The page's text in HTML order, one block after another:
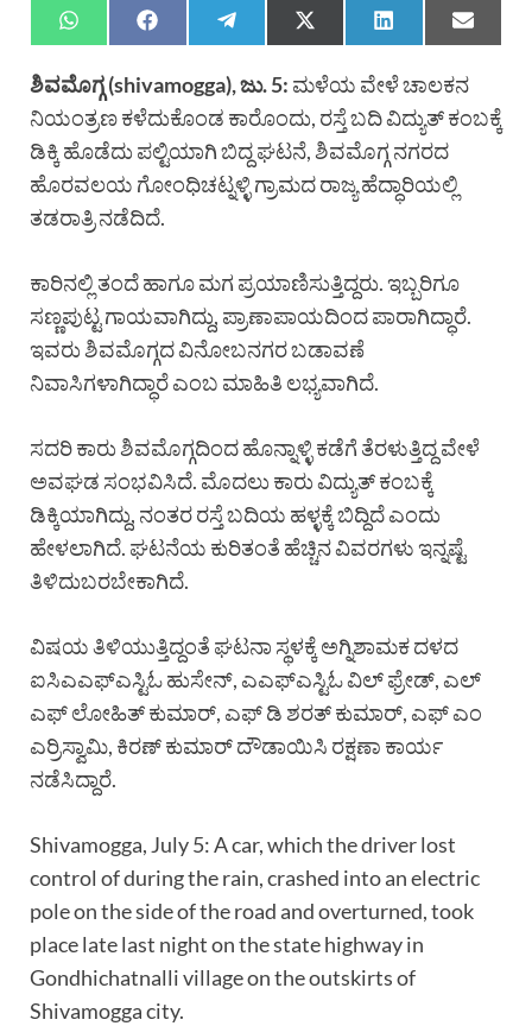
ಶಿವಮೊಗ್ಗ (shivamogga), ಜು. 5: ಮಳೆಯ ವೇಳೆ ಚಾಲಕನ
ನಿಯಂತ್ರಣ ಕಳೆದುಕೊಂಡ ಕಾರೊಂದು, ರಸ್ತೆ ಬದಿ ವಿದ್ಯುತ್ ಕಂಬಕ್ಕೆ
ಡಿಕ್ಕಿ ಹೊಡೆದು ಪಲ್ಟಿಯಾಗಿ ಬಿದ್ದ ಘಟನೆ, ಶಿವಮೊಗ್ಗ ನಗರದ
ಹೊರವಲಯ ಗೋಂಧಿಚಟ್ನಳ್ಳಿ ಗ್ರಾಮದ ರಾಜ್ಯ ಹೆದ್ಧಾರಿಯಲ್ಲಿ
ತಡರಾತ್ರಿ ನಡೆದಿದೆ.
ಕಾರಿನಲ್ಲಿ ತಂದೆ ಹಾಗೂ ಮಗ ಪ್ರಯಾಣಿಸುತ್ತಿದ್ದರು. ಇಬ್ಬರಿಗೂ
ಸಣ್ಣಪುಟ್ಟ ಗಾಯವಾಗಿದ್ದು, ಪ್ರಾಣಾಪಾಯದಿಂದ ಪಾರಾಗಿದ್ಧಾರೆ.
ಇವರು ಶಿವಮೊಗ್ಗದ ವಿನೋಬನಗರ ಬಡಾವಣೆ
ನಿವಾಸಿಗಳಾಗಿದ್ಧಾರೆ ಎಂಬ ಮಾಹಿತಿ ಲಭ್ಯವಾಗಿದೆ.
ಸದರಿ ಕಾರು ಶಿವಮೊಗ್ಗದಿಂದ ಹೊನ್ನಾಳ್ಳಿ ಕಡೆಗೆ ತೆರಳುತ್ತಿದ್ದ ವೇಳೆ
ಅವಘಡ ಸಂಭವಿಸಿದೆ. ಮೊದಲು ಕಾರು ವಿದ್ಯುತ್ ಕಂಬಕ್ಕೆ
ಡಿಕ್ಕಿಯಾಗಿದ್ದು, ನಂತರ ರಸ್ತೆ ಬದಿಯ ಹಳ್ಳಕ್ಕೆ ಬಿದ್ದಿದೆ ಎಂದು
ಹೇಳಲಾಗಿದೆ. ಘಟನೆಯ ಕುರಿತಂತೆ ಹೆಚ್ಚಿನ ವಿವರಗಳು ಇನ್ನಷ್ಟೆ
ತಿಳಿದುಬರಬೇಕಾಗಿದೆ.
ವಿಷಯ ತಿಳಿಯುತ್ತಿದ್ದಂತೆ ಘಟನಾ ಸ್ಥಳಕ್ಕೆ ಅಗ್ನಿಶಾಮಕ ದಳದ
ಐಸಿಎಎಫ್ಎಸ್ಟಿಓ ಹುಸೇನ್, ಎಎಫ್ಎಸ್ಟಿಓ ವಿಲ್ ಫ್ರೇಡ್, ಎಲ್
ಎಫ್ ಲೋಹಿತ್ ಕುಮಾರ್, ಎಫ್ ಡಿ ಶರತ್ ಕುಮಾರ್, ಎಫ್ ಎಂ
ಎರ್ರಿಸ್ವಾಮಿ, ಕಿರಣ್ ಕುಮಾರ್ ದೌಡಾಯಿಸಿ ರಕ್ಷಣಾ ಕಾರ್ಯ
ನಡೆಸಿದ್ದಾರೆ.
Shivamogga, July 5: A car, which the driver lost
control of during the rain, crashed into an electric
pole on the side of the road and overturned, took
place late last night on the state highway in
Gondhichatnalli village on the outskirts of
Shivamogga city.